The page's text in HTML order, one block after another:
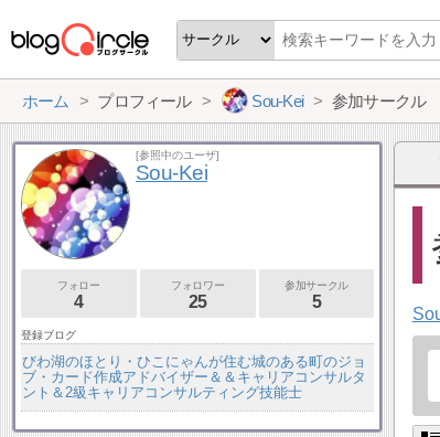
ホーム プロフィール Sou-Kei 参加サークル
[参照中のユーザ]
Sou-Kei
フォロー
4
フォロワー
25
参加サークル
5
登録ブログ
びわ湖のほとり・ひこにゃんが住む城のある町のジョ
ブ・カード作成アドバイザー＆＆キャリアコンサルタ
ント＆2級キャリアコンサルティング技能士